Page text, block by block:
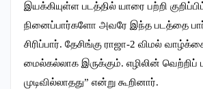
இயக்கியுள்ள படத்தில் யாரை பற்றி
நினைப்பார்களோ அவரே இந்த படத்தை
சிரிப்பார். தேசிங்கு ராஜா-2 விமல்
மைல்கல்லாக இருக்கும். எழிலின்
முடிவில்லாதது” என்று கூறினார்.